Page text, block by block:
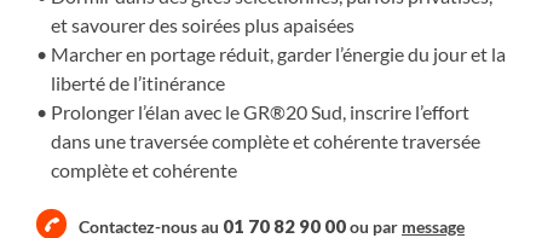
l’effort, la lumière et le sentiment d’évasion durable.
et savourer des soirées plus apaisées
Marcher en portage réduit, garder l’énergie du jour et la
liberté de l’itinérance
Prolonger l’élan avec le GR®20 Sud, inscrire l’effort
dans une traversée complète et cohérentetraversée
complète et cohérente
Contactez-nous au 01 70 82 90 00ou par message